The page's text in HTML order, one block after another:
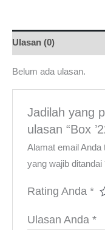
Ulasan (0)
Belum ada ulasan.
Jadilah yang
ulasan “Box
Alamat email Anda
yang wajib ditandai
Rating Anda*
Ulasan Anda*